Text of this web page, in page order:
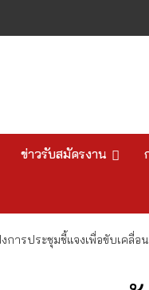
ข่าวรับสมัครงาน
การประชุมชี้แจงเพื่อขับเคลื่